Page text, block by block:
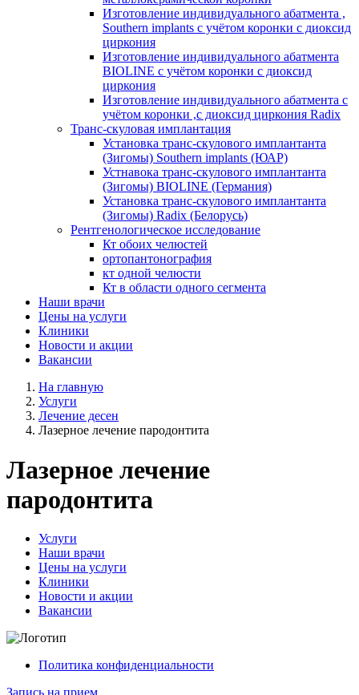
Изготовление индивидуального абатмента ,
Southern implants с учётом коронки с диоксид
циркония
Изготовление индивидуального абатмента
BIOLINE с учётом коронки с диоксид
циркония
Изготовление индивидуального абатмента с
учётом коронки ,с диоксид циркония Radix
Транс-скуловая имплантация
Установка транс-скулового имплантанта
(Зигомы) Southern implants (ЮАР)
Устнавока транс-скулового имплантанта
(Зигомы) BIOLINE (Германия)
Установка транс-скулового имплантанта
(Зигомы) Radix (Белорусь)
Рентгенологическое исследование
Кт обоих челюстей
ортопантонография
кт одной челюсти
Кт в области одного сегмента
Наши врачи
Цены на услуги
Клиники
Новости и акции
Вакансии
На главную
Услуги
Лечение десен
Лазерное лечение пародонтита
Лазерное лечение
пародонтита
Услуги
Наши врачи
Цены на услуги
Клиники
Новости и акции
Вакансии
Политика конфиденциальности